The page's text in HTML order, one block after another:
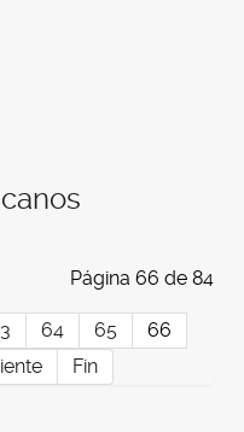
Página 66 de 84
64 65
66
Fin